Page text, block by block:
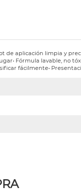
de aplicación limpia y
Fórmula lavable, no
fácilmente•